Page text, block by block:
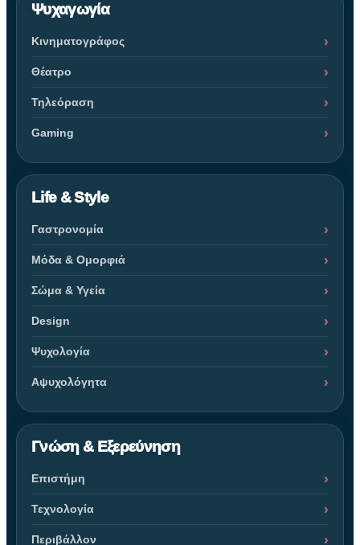
Ψυχαγωγία
Κινηματογράφος
Θέατρο
Τηλεόραση
Gaming
Life & Style
Γαστρονομία
Μόδα & Ομορφιά
Σώμα & Υγεία
Design
Ψυχολογία
Αψυχολόγητα
Γνώση & Εξερεύνηση
Επιστήμη
Τεχνολογία
Περιβάλλον